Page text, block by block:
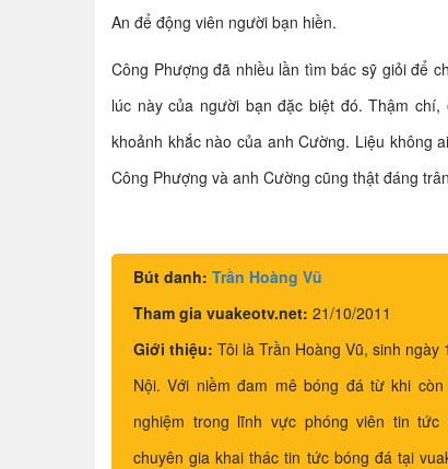
An để động viên người bạn hiền.
Công Phượng đã nhiều lần tìm bác sỹ giỏi để
lúc này của người bạn đặc biệt đó. Thậm
khoảnh khắc nào của anh Cường. Liệu không
Công Phượng và anh Cường cũng thật đáng
Bút danh: Trần Hoàng Vũ
Tham gia vuakeotv.net: 21/10/2011
Giới thiệu: Tôi là Trần Hoàng Vũ, sinh ngày
Nội. Với niềm đam mê bóng đá từ khi
nghiệm trong lĩnh vực phóng viên tin
chuyên gia khai thác tin tức bóng đá tại